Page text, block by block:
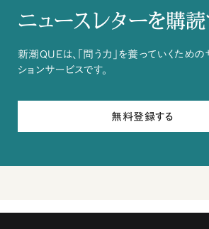
ニュースレターを購読
新潮QUEは、「問う力」を養っていくための
ションサービスです。
無料登録する